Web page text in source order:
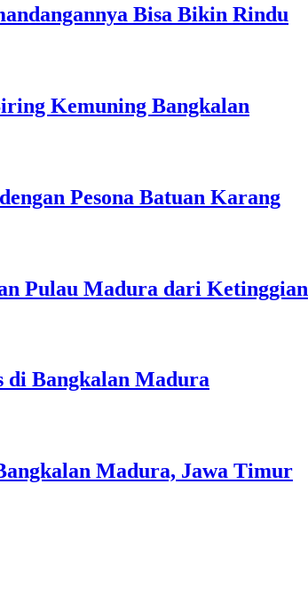
Bisa Bikin Rindu
Kemuning Bangkalan
Pesona Batuan Karang
Pulau Madura dari Ketinggian
di Bangkalan Madura
Madura, Jawa Timur